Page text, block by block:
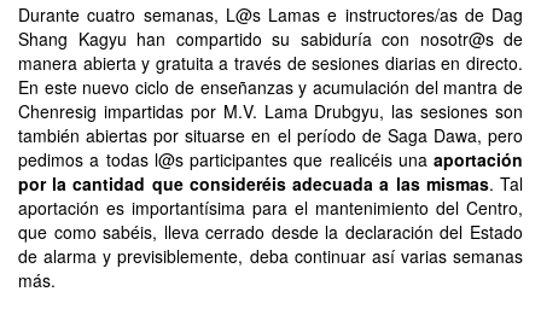
Durante cuatro semanas, L@s Lamas e instructores/as de Dag
Shang Kagyu han compartido su sabiduría con nosotr@s de
manera abierta y gratuita a través de sesiones diarias en directo.
En este nuevo ciclo de enseñanzas y acumulación del mantra de
Chenresig impartidas por M.V. Lama Drubgyu, las sesiones son
también abiertas por situarse en el período de Saga Dawa, pero
pedimos a todas l@s participantes que realicéis una aportación
por la cantidad que consideréis adecuada a las mismas. Tal
aportación es importantísima para el mantenimiento del Centro,
que como sabéis, lleva cerrado desde la declaración del Estado
de alarma y previsiblemente, deba continuar así varias semanas
más.